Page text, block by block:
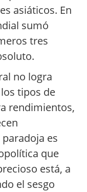
asiáticos. En
sumó
tres
no logra
tipos de
rendimientos,
es
que
está, a
el sesgo